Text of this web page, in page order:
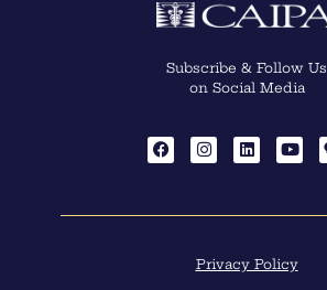
Subscribe & Follow Us
on Social Media
Privacy Policy